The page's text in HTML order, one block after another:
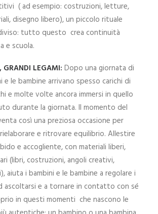
( ad esempio: costruzioni, letture,
disegno libero), un piccolo rituale
tutto questo crea continuità
e scuola.
GRANDI LEGAMI: Dopo una giornata di
e le bambine arrivano spesso carichi di
e molte volte ancora immersi in quello
durante la giornata. Il momento del
così una preziosa occasione per
e ritrovare equilibrio. Allestire
e accogliente, con materiali liberi,
(libri, costruzioni, angoli creativi,
aiuta i bambini e le bambine a regolare i
ascoltarsi e a tornare in contatto con sé
in questi momenti che nascono le